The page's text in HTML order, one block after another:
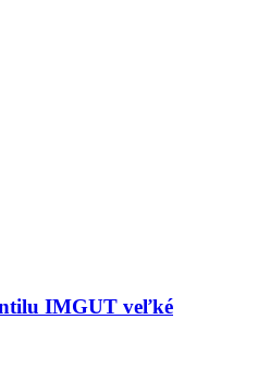
IMGUT veľké